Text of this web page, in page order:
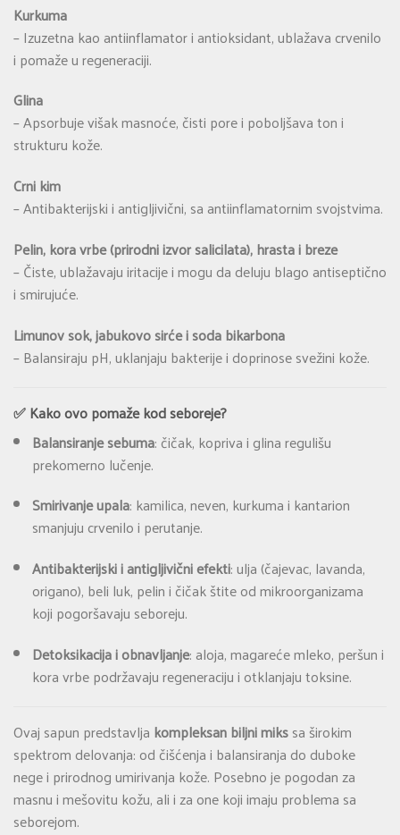
Kurkuma
– Izuzetna kao antiinflamator i antioksidant, ublažava crvenilo
i pomaže u regeneraciji.
Glina
– Apsorbuje višak masnoće, čisti pore i poboljšava ton i
strukturu kože.
Crni kim
– Antibakterijski i antigljivični, sa antiinflamatornim svojstvima.
Pelin, kora vrbe (prirodni izvor salicilata), hrasta i breze
– Čiste, ublažavaju iritacije i mogu da deluju blago antiseptično
i smirujuće.
Limunov sok, jabukovo sirće i soda bikarbona
– Balansiraju pH, uklanjaju bakterije i doprinose svežini kože.
✅ Kako ovo pomaže kod seboreje?
Balansiranje sebuma: čičak, kopriva i glina regulišu
prekomerno lučenje.
Smirivanje upala: kamilica, neven, kurkuma i kantarion
smanjuju crvenilo i perutanje.
Antibakterijski i antigljivični efekti: ulja (čajevac, lavanda,
origano), beli luk, pelin i čičak štite od mikroorganizama
koji pogoršavaju seboreju.
Detoksikacija i obnavljanje: aloja, magareće mleko, peršun i
kora vrbe podržavaju regeneraciju i otklanjaju toksine.
Ovaj sapun predstavlja kompleksan biljni mikssa širokim
spektrom delovanja: od čišćenja i balansiranja do duboke
nege i prirodnog umirivanja kože. Posebno je pogodan za
masnu i mešovitu kožu, ali i za one koji imaju problema sa
seborejom.